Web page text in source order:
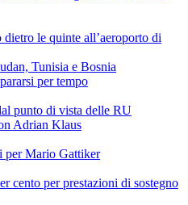
dietro le quinte all’aeroporto di
Tunisia e Bosnia
per tempo
punto di vista delle RU
Adrian Klaus
per Mario Gattiker
cento per prestazioni di sostegno